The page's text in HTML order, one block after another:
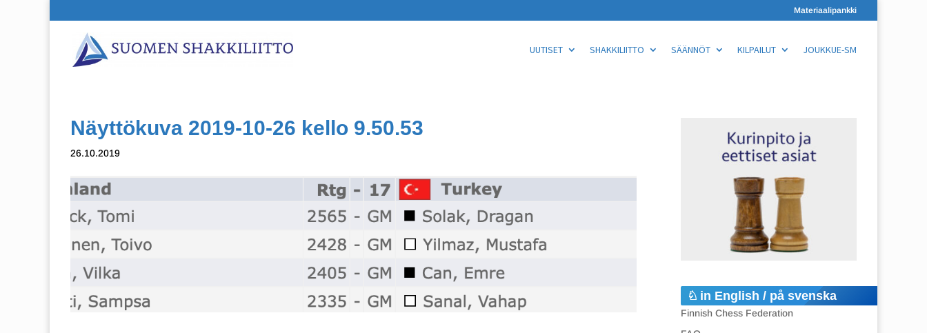
Materiaalipankki
UUTISET SHAKKILIITTO SÄÄNNÖT KILPAILUT JOUKKUE-SM
Näyttökuva 2019-10-26 kello 9.50.53
26.10.2019
in English / på svenska
Finnish Chess Federation